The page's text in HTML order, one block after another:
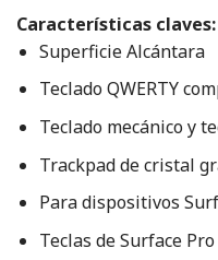
Características claves:
Superficie Alcántara
Teclado QWERTY
Teclado mecánico y
Trackpad de cristal
Para dispositivos
Teclas de Surface